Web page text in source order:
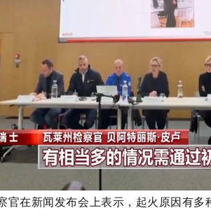
官在新闻发布会上表示， 起火原因有多